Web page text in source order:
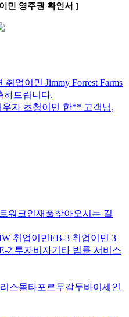
민 영주권 확인서 ]
업이민 Jimmy Forrest Farms
하드립니다.
자 초청이민 한** 고객님,
워크인재풀찾아오시는 길
취업이민EB-3 취업이민 3
2 투자비자기타 법률 서비스
스몰타포르투갈두바이 세인